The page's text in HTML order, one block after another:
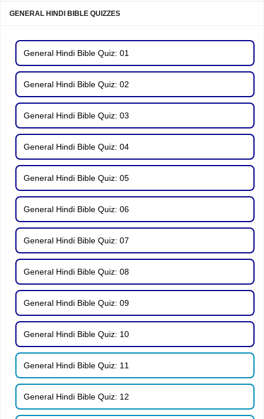
GENERAL HINDI BIBLE QUIZZES
General Hindi Bible Quiz: 01
General Hindi Bible Quiz: 02
General Hindi Bible Quiz: 03
General Hindi Bible Quiz: 04
General Hindi Bible Quiz: 05
General Hindi Bible Quiz: 06
General Hindi Bible Quiz: 07
General Hindi Bible Quiz: 08
General Hindi Bible Quiz: 09
General Hindi Bible Quiz: 10
General Hindi Bible Quiz: 11
General Hindi Bible Quiz: 12